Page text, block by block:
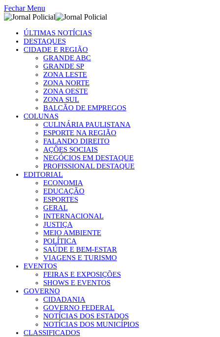
Fechar Menu
ÚLTIMAS NOTÍCIAS
DESTAQUES
CIDADE E REGIÃO
GRANDE ABC
GRANDE SP
ZONA LESTE
ZONA NORTE
ZONA OESTE
ZONA SUL
BALCÃO DE EMPREGOS
COLUNAS
CULINÁRIA PAULISTANA
ESPORTE NA REGIÃO
FALANDO DIREITO
AÇÕES SOCIAIS
NEGÓCIOS EM DESTAQUE
PROFISSIONAL DESTAQUE
EDITORIAL
ECONOMIA
EDUCAÇÃO
ESPORTES
GERAL
INTERNACIONAL
JUSTIÇA
MEIO AMBIENTE
POLÍTICA
SAÚDE E BEM-ESTAR
VIAGENS E TURISMO
EVENTOS
FEIRAS E EXPOSIÇÕES
SHOWS E EVENTOS
GOVERNO
CIDADANIA
GOVERNO FEDERAL
NOTÍCIAS DOS ESTADOS
NOTÍCIAS DOS MUNICÍPIOS
CLASSIFICADOS